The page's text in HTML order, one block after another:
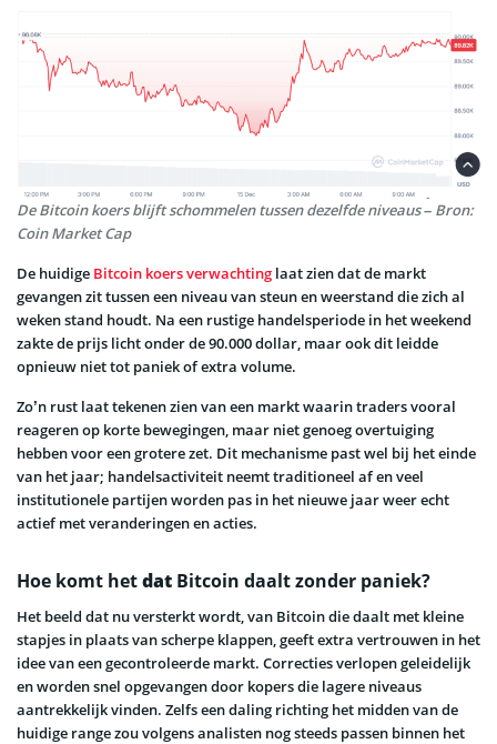
De Bitcoin koers blijft schommelen tussen dezelfde niveaus – Bron:
Coin Market Cap
De huidige Bitcoin koers verwachting laat zien dat de markt
gevangen zit tussen een niveau van steun en weerstand die zich al
weken stand houdt. Na een rustige handelsperiode in het weekend
zakte de prijs licht onder de 90.000 dollar, maar ook dit leidde
opnieuw niet tot paniek of extra volume.
Zo’n rust laat tekenen zien van een markt waarin traders vooral
reageren op korte bewegingen, maar niet genoeg overtuiging
hebben voor een grotere zet. Dit mechanisme past wel bij het einde
van het jaar; handelsactiviteit neemt traditioneel af en veel
institutionele partijen worden pas in het nieuwe jaar weer echt
actief met veranderingen en acties.
Hoe komt hetdat Bitcoin daalt zonder paniek?
Het beeld dat nu versterkt wordt, van Bitcoin die daalt met kleine
stapjes in plaats van scherpe klappen, geeft extra vertrouwen in het
idee van een gecontroleerde markt. Correcties verlopen geleidelijk
en worden snel opgevangen door kopers die lagere niveaus
aantrekkelijk vinden. Zelfs een daling richting het midden van de
huidige range zou volgens analisten nog steeds passen binnen het